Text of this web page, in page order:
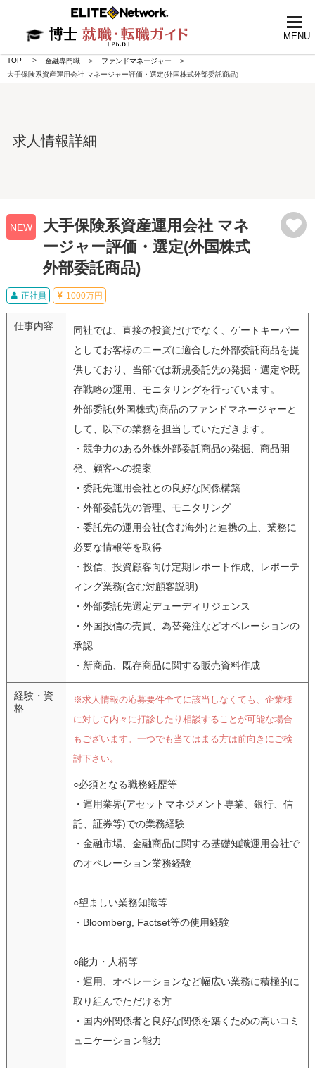
MENU
TOP 金融専門職
ファンドマネージャー
大手保険系資産運用会社 マネージャー評価・選定(外国株式外部委託商品)
求人情報詳細
NEW
大手保険系資産運用会社 マネ
ージャー評価・選定(外国株式
外部委託商品)
正社員 1000万円
仕事内容
同社では、直接の投資だけでなく、ゲートキーパー
としてお客様のニーズに適合した外部委託商品を提
供しており、当部では新規委託先の発掘・選定や既
存戦略の運用、モニタリングを行っています。
外部委託(外国株式)商品のファンドマネージャーと
して、以下の業務を担当していただきます。
・競争力のある外株外部委託商品の発掘、商品開
発、顧客への提案
・委託先運用会社との良好な関係構築
・外部委託先の管理、モニタリング
・委託先の運用会社(含む海外)と連携の上、業務に
必要な情報等を取得
・投信、投資顧客向け定期レポート作成、レポーテ
ィング業務(含む対顧客説明)
・外部委託先選定デューディリジェンス
・外国投信の売買、為替発注などオペレーションの
承認
・新商品、既存商品に関する販売資料作成
経験・資
格
※求人情報の応募要件全てに該当しなくても、企業様
に対して内々に打診したり相談することが可能な場合
もございます。一つでも当てはまる方は前向きにご検
討下さい。
○必須となる職務経歴等
・運用業界(アセットマネジメント専業、銀行、信
託、証券等)での業務経験
・金融市場、金融商品に関する基礎知識運用会社で
のオペレーション業務経験
○望ましい業務知識等
・Bloomberg, Factset等の使用経験
○能力・人柄等
・運用、オペレーションなど幅広い業務に積極的に
取り組んでただける方
・国内外関係者と良好な関係を築くための高いコミ
ュニケーション能力